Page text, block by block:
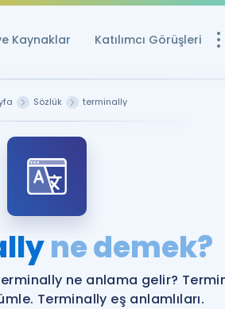
Kaynaklar Katılımcı Görüşleri
YDS ve YÖKDİL
YDS ve YÖKDİL'e
Sözlük terminally
ne demek?
ne anlama gelir?
Terminally eş anlamlıları.